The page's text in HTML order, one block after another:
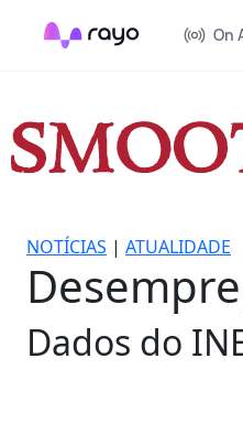
On
NOTÍCIAS | ATUALIDADE
Dados do